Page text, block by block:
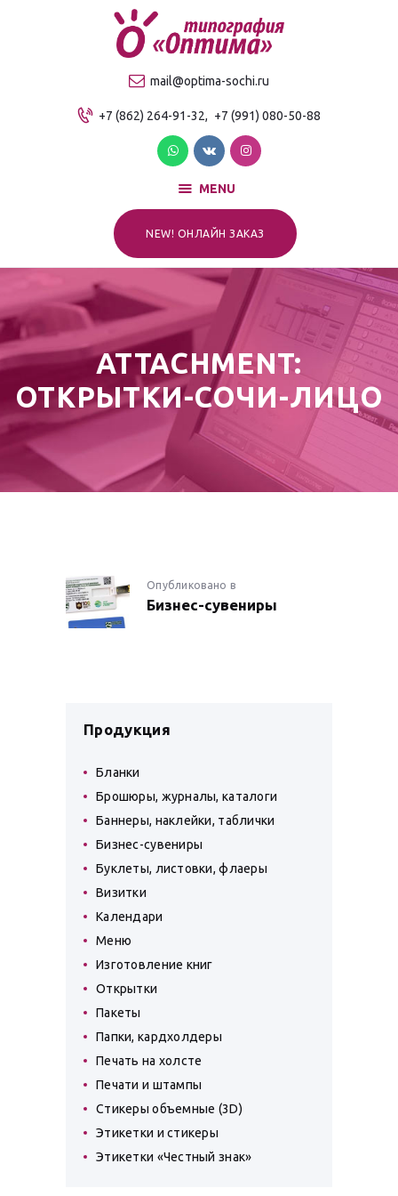
mail@optima-sochi.ru
+7 (862) 264-91-32, +7 (991) 080-50-88
MENU
NEW! ОНЛАЙН ЗАКАЗ
ATTACHMENT:
ОТКРЫТКИ-СОЧИ-ЛИЦО
Качественная типография в Сочи
О компании
Продукция
Услуги
Прайс-лист
Для клиентов
НАВИГАЦИЯ
ПО
Опубликовано вПредыдущая
запись:
Бизнес-сувениры
Продукция
Бланки
Брошюры, журналы, каталоги
Баннеры, наклейки, таблички
Бизнес-сувениры
Буклеты, листовки, флаеры
Визитки
Календари
Меню
Изготовление книг
Открытки
Пакеты
Папки, кардхолдеры
Печать на холсте
Печати и штампы
Стикеры объемные (3D)
Этикетки и стикеры
Этикетки «Честный знак»